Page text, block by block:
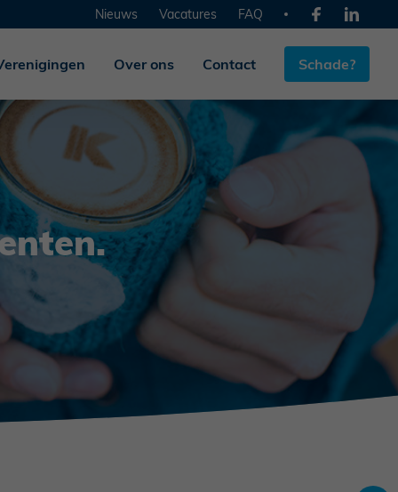
Over ons Contact Schade?
Nieuws Vacatures FAQ